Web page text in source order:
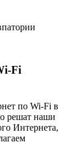
Fi
по Wi-Fi в
решат наши
Интернета,